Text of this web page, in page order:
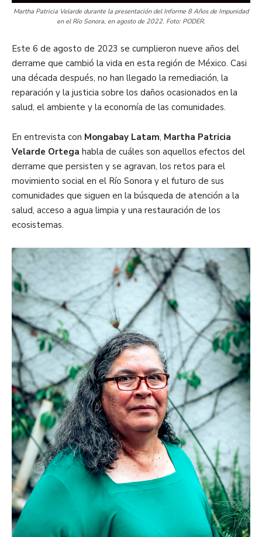
Martha Patricia Velarde durante la presentación del Informe 8 Años de Impunidad
en el Río Sonora, en agosto de 2022. Foto: PODER.
Este 6 de agosto de 2023 se cumplieron nueve años del
derrame que cambió la vida en esta región de México. Casi
una década después, no han llegado la remediación, la
reparación y la justicia sobre los daños ocasionados en la
salud, el ambiente y la economía de las comunidades.
En entrevista con Mongabay Latam, Martha Patricia
Velarde Ortega habla de cuáles son aquellos efectos del
derrame que persisten y se agravan, los retos para el
movimiento social en el Río Sonora y el futuro de sus
comunidades que siguen en la búsqueda de atención a la
salud, acceso a agua limpia y una restauración de los
ecosistemas.